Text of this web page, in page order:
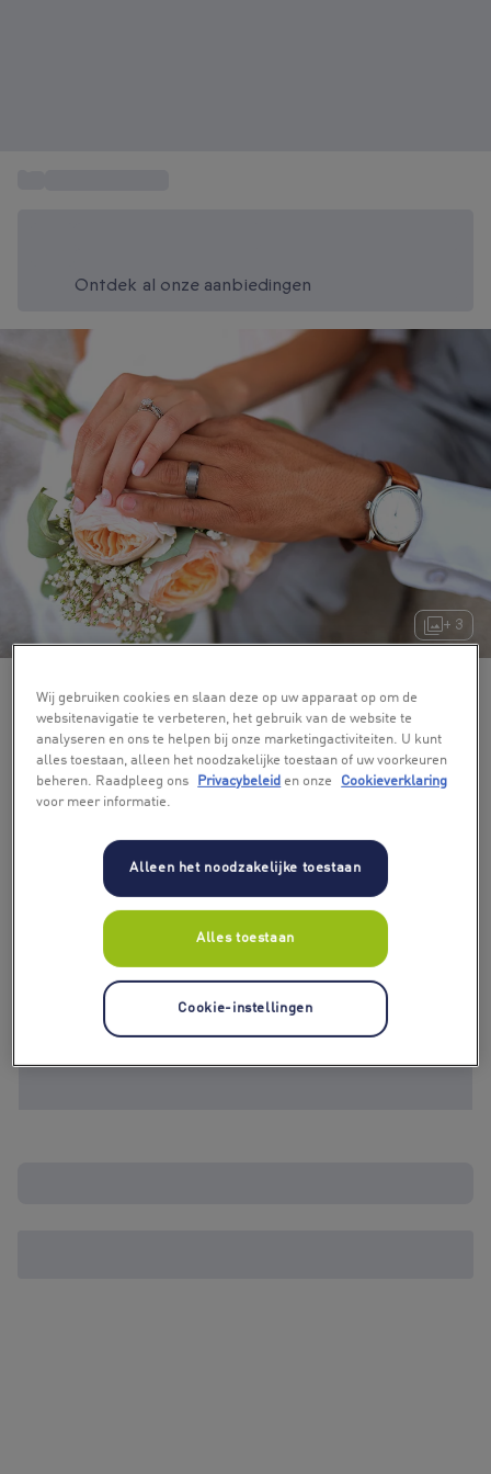
Ontdek al onze aanbiedingen
+ 3
Wij gebruiken cookies en slaan deze op uw apparaat op om de
websitenavigatie te verbeteren, het gebruik van de website te
analyseren en ons te helpen bij onze marketingactiviteiten. U kunt
alles toestaan, alleen het noodzakelijke toestaan of uw voorkeuren
beheren. Raadpleeg ons
Privacybeleid en onze
Cookieverklaring
voor meer informatie.
Alleen het noodzakelijke toestaan
Alles toestaan
Cookie-instellingen